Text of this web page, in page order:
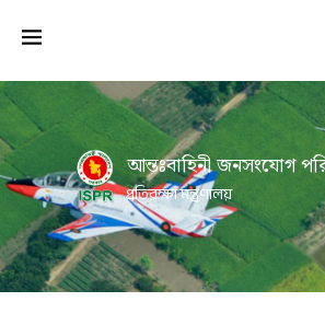
আন্তঃবাহিনী জনসংযোগ
প্রতিরক্ষা মন্ত্রণালয়